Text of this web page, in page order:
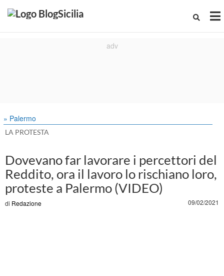
» Palermo
LA PROTESTA
Dovevano far lavorare i percettori del
Reddito, ora il lavoro lo rischiano loro,
proteste a Palermo (VIDEO)
di Redazione 09/02/2021